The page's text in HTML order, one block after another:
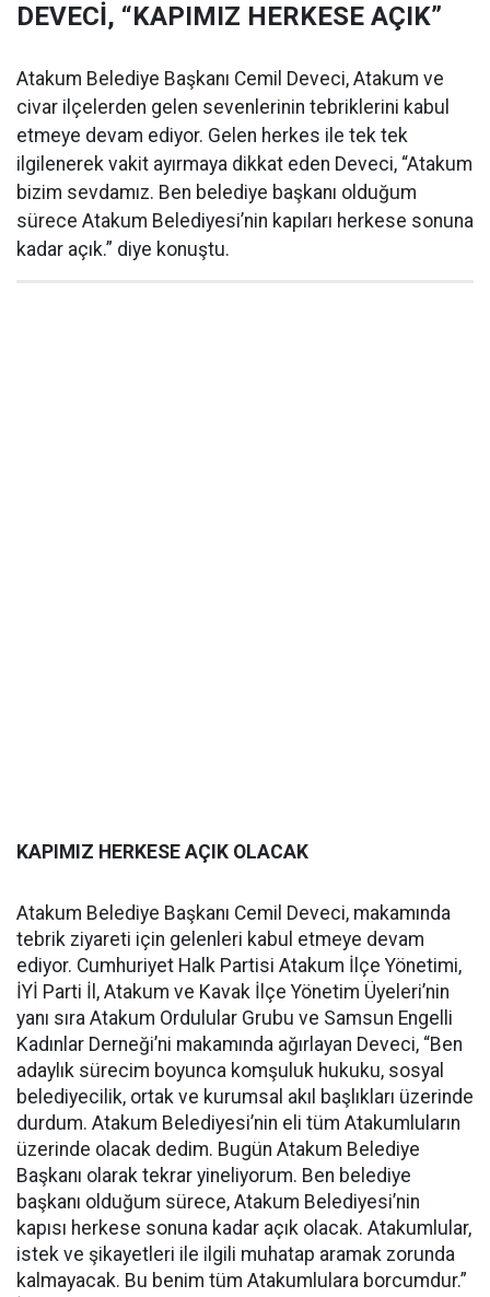
DEVECİ, “KAPIMIZ HERKESE AÇIK”
Atakum Belediye Başkanı Cemil Deveci, Atakum ve
civar ilçelerden gelen sevenlerinin tebriklerini kabul
etmeye devam ediyor. Gelen herkes ile tek tek
ilgilenerek vakit ayırmaya dikkat eden Deveci, “Atakum
bizim sevdamız. Ben belediye başkanı olduğum
sürece Atakum Belediyesi’nin kapıları herkese sonuna
kadar açık.” diye konuştu.
KAPIMIZ HERKESE AÇIK OLACAK
Atakum Belediye Başkanı Cemil Deveci, makamında
tebrik ziyareti için gelenleri kabul etmeye devam
ediyor. Cumhuriyet Halk Partisi Atakum İlçe Yönetimi,
İYİ Parti İl, Atakum ve Kavak İlçe Yönetim Üyeleri’nin
yanı sıra Atakum Ordulular Grubu ve Samsun Engelli
Kadınlar Derneği’ni makamında ağırlayan Deveci, “Ben
adaylık sürecim boyunca komşuluk hukuku, sosyal
belediyecilik, ortak ve kurumsal akıl başlıkları üzerinde
durdum. Atakum Belediyesi’nin eli tüm Atakumluların
üzerinde olacak dedim. Bugün Atakum Belediye
Başkanı olarak tekrar yineliyorum. Ben belediye
başkanı olduğum sürece, Atakum Belediyesi’nin
kapısı herkese sonuna kadar açık olacak. Atakumlular,
istek ve şikayetleri ile ilgili muhatap aramak zorunda
kalmayacak. Bu benim tüm Atakumlulara borcumdur.”